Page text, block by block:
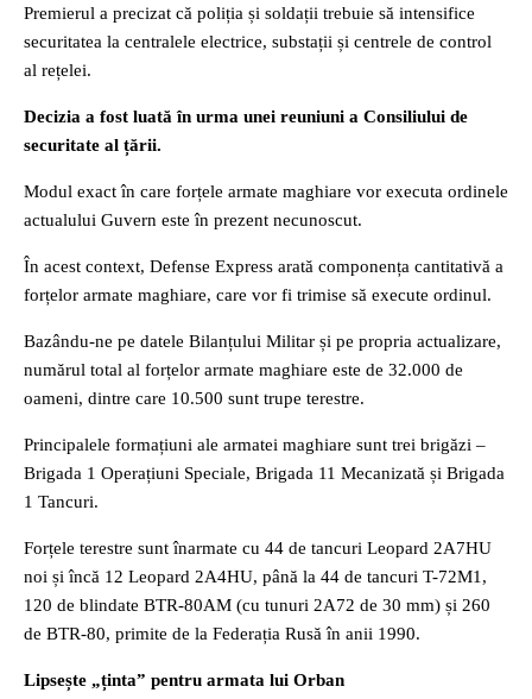
Premierul a precizat că poliția și soldații trebuie să intensifice
securitatea la centralele electrice, substații și centrele de control
al rețelei.
Decizia a fost luată în urma unei reuniuni a Consiliului de
securitate al țării.
Modul exact în care forțele armate maghiare vor executa ordinele
actualului Guvern este în prezent necunoscut.
În acest context, Defense Express arată componența cantitativă a
forțelor armate maghiare, care vor fi trimise să execute ordinul.
Bazându-ne pe datele Bilanțului Militar și pe propria actualizare,
numărul total al forțelor armate maghiare este de 32.000 de
oameni, dintre care 10.500 sunt trupe terestre.
Principalele formațiuni ale armatei maghiare sunt trei brigăzi –
Brigada 1 Operațiuni Speciale, Brigada 11 Mecanizată și Brigada
1 Tancuri.
Forțele terestre sunt înarmate cu 44 de tancuri Leopard 2A7HU
noi și încă 12 Leopard 2A4HU, până la 44 de tancuri T-72M1,
120 de blindate BTR-80AM (cu tunuri 2A72 de 30 mm) și 260
de BTR-80, primite de la Federația Rusă în anii 1990.
Lipsește „ținta” pentru armata lui Orban